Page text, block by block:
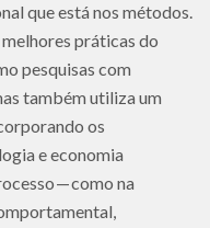
que está nos métodos.
práticas do
pesquisas com
também utiliza um
os
e economia
— como na